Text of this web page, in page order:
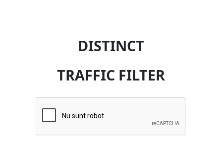
DISTINCT
TRAFFIC FILTER